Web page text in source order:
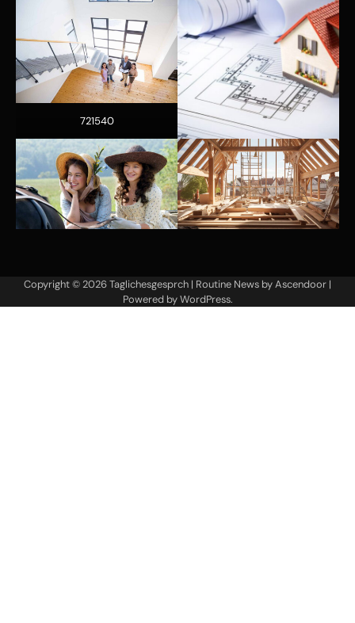
721540
Copyright © 2026Taglichesgesprch | Routine News byAscendoor |
Powered byWordPress.